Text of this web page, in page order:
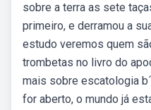
sobre a terra as sete
primeiro, e derramou a
estudo veremos quem
trombetas no livro do
mais sobre escatologia
for aberto, o mundo já